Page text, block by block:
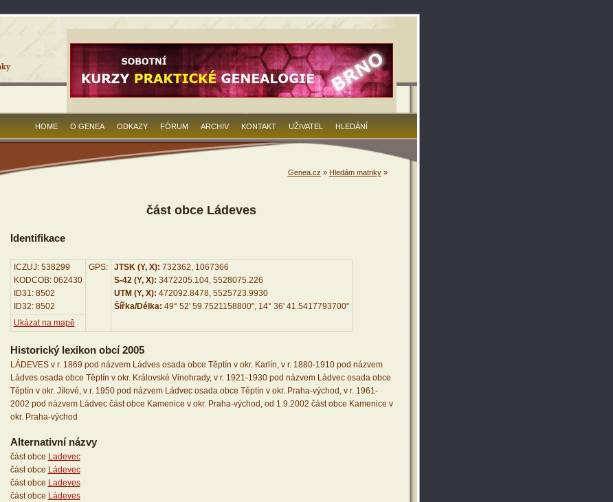
HOME O GENEA ODKAZY FÓRUM ARCHIV KONTAKT UŽIVATEL HLEDÁNÍ
Genea.cz » Hledám matriky»
část obce Ládeves
Identifikace
ICZUJ: 538299
KODCOB: 062430
ID31: 8502
ID32: 8502
GPS: JTSK (Y, X): 732362, 1067366
S-42 (Y, X): 3472205.104, 5528075.226
UTM (Y, X): 472092.8478, 5525723.9930
Šířka/Délka: 49° 52' 59.7521158800", 14° 36' 41.5417793700"
Ukázat na mapě
Historický lexikon obcí 2005
LÁDEVES v r. 1869 pod názvem Ládves osada obce Těptín v okr. Karlín, v r. 1880-1910 pod názvem
Ládves osada obce Těptín v okr. Královské Vinohrady, v r. 1921-1930 pod názvem Ládvec osada obce
Těptín v okr. Jílové, v r. 1950 pod názvem Ládvec osada obce Těptín v okr. Praha-východ, v r. 1961-
2002 pod názvem Ládvec část obce Kamenice v okr. Praha-východ, od 1.9.2002 část obce Kamenice v
okr. Praha-východ
Alternativní názvy
část obce Ladevec
část obce Ládevec
část obce Ladeves
část obce Ládeves